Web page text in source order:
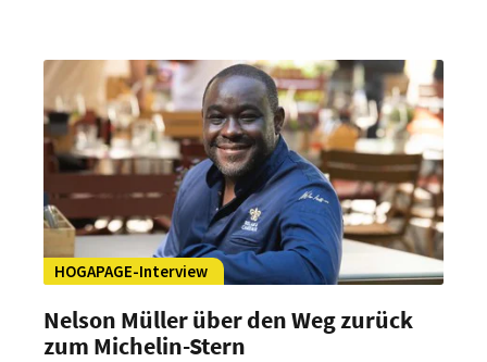
ersten eigenen Hotels.
HOGAPAGE-Interview
Nelson Müller über den Weg zurück
zum Michelin-Stern